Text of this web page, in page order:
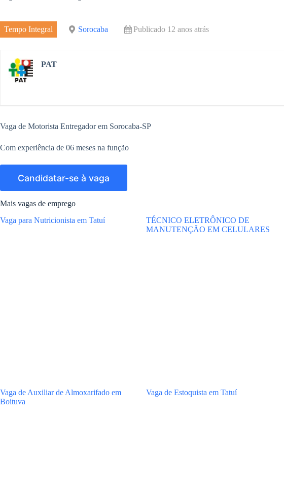
Tempo Integral Sorocaba Publicado 12 anos atrás
PAT
Vaga de Motorista Entregador em Sorocaba-SP
Com experiência de 06 meses na função
Mais vagas de emprego
Vaga para Nutricionista em Tatuí
TÉCNICO ELETRÔNICO DE
MANUTENÇÃO EM CELULARES
Vaga de Auxiliar de Almoxarifado em
Boituva
Vaga de Estoquista em Tatuí
k
e